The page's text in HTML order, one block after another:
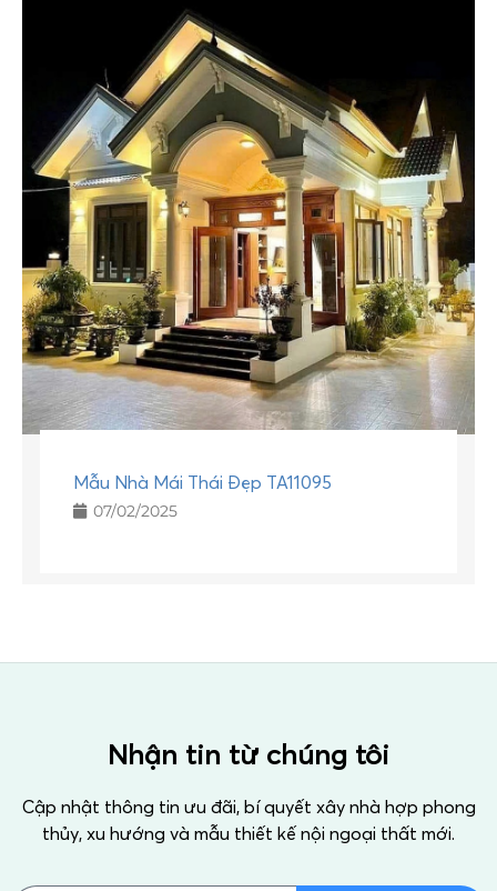
Mẫu Nhà Mái Thái Đẹp TA11095
07/02/2025
Nhận tin từ chúng tôi
Cập nhật thông tin ưu đãi, bí quyết xây nhà hợp phong
thủy, xu hướng và mẫu thiết kế nội ngoại thất mới.